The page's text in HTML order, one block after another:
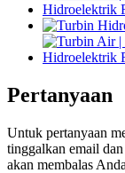
Pertanyaan
Untuk pertanyaan
tinggalkan email
akan membalas